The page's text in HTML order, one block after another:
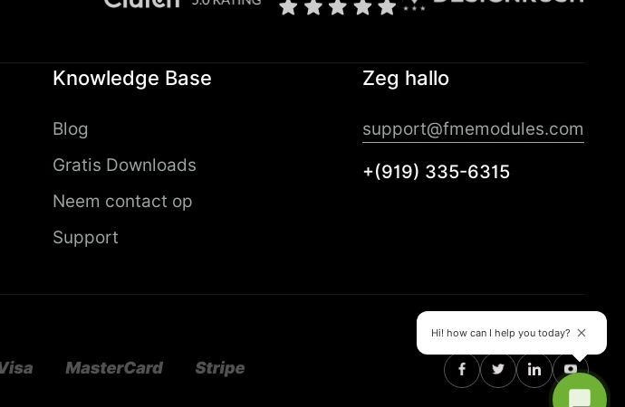
Knowledge Base
Blog
Gratis Downloads
Neem contact op
Support
Zeg hallo
support@fmemodules.com
+(919) 335-6315
Hi! how can I help you today?